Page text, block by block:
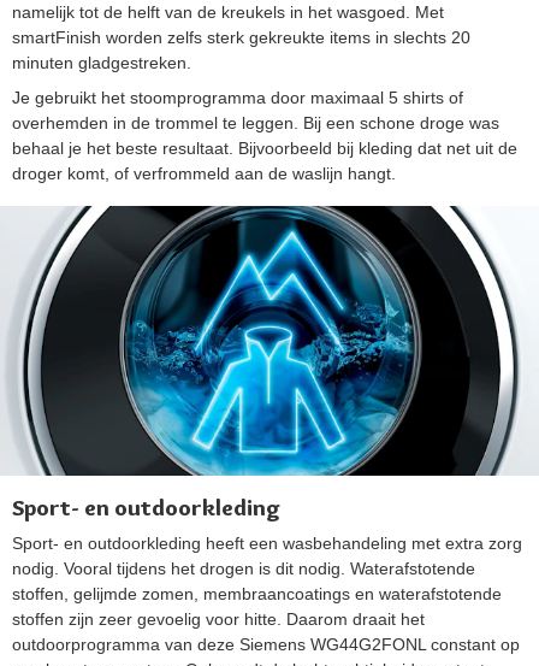
namelijk tot de helft van de kreukels in het wasgoed. Met
smartFinish worden zelfs sterk gekreukte items in slechts 20
minuten gladgestreken.
Je gebruikt het stoomprogramma door maximaal 5 shirts of
overhemden in de trommel te leggen. Bij een schone droge was
behaal je het beste resultaat. Bijvoorbeeld bij kleding dat net uit de
droger komt, of verfrommeld aan de waslijn hangt.
Sport- en outdoorkleding
Sport- en outdoorkleding heeft een wasbehandeling met extra zorg
nodig. Vooral tijdens het drogen is dit nodig. Waterafstotende
stoffen, gelijmde zomen, membraancoatings en waterafstotende
stoffen zijn zeer gevoelig voor hitte. Daarom draait het
outdoorprogramma van deze Siemens WG44G2FONL constant op